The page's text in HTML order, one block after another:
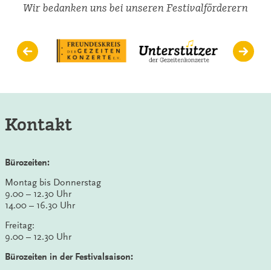
Wir bedanken uns bei unseren Festivalförderern
Kontakt
Bürozeiten:
Montag bis Donnerstag
9.00 – 12.30 Uhr
14.00 – 16.30 Uhr
Freitag:
9.00 – 12.30 Uhr
Bürozeiten in der Festivalsaison: